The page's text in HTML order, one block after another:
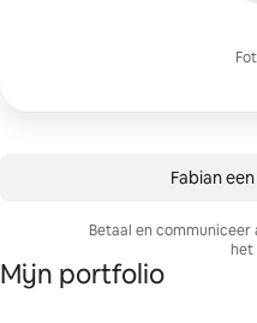
Fabian
Betaal en
het
Mijn portfolio